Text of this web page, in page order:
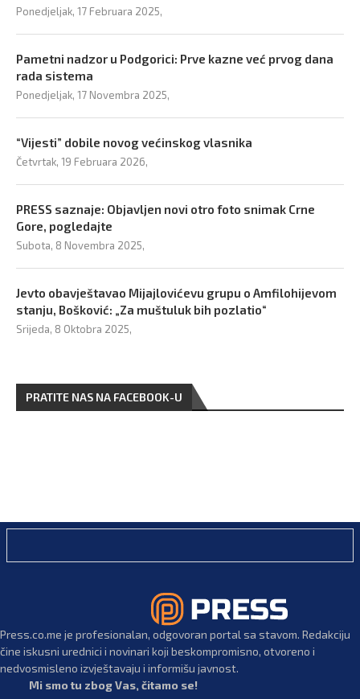
Ponedjeljak, 17 Februara 2025,
Pametni nadzor u Podgorici: Prve kazne već prvog dana
rada sistema
Ponedjeljak, 17 Novembra 2025,
“Vijesti” dobile novog većinskog vlasnika
Četvrtak, 19 Februara 2026,
PRESS saznaje: Objavljen novi otro foto snimak Crne
Gore, pogledajte
Subota, 8 Novembra 2025,
Jevto obavještavao Mijajlovićevu grupu o Amfilohijevom
stanju, Bošković: „Za muštuluk bih pozlatio“
Srijeda, 8 Oktobra 2025,
PRATITE NAS NA FACEBOOK-U
Press.co.me je profesionalan, odgovoran portal sa stavom. Redakciju
čine iskusni urednici i novinari koji beskompromisno, otvoreno i
nedvosmisleno izvještavaju i informišu javnost.
Mi smo tu zbog Vas, čitamo se!